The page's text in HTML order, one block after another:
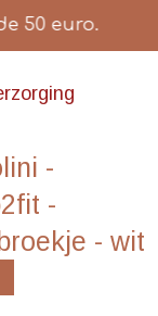
50 euro.
-
-
- wit